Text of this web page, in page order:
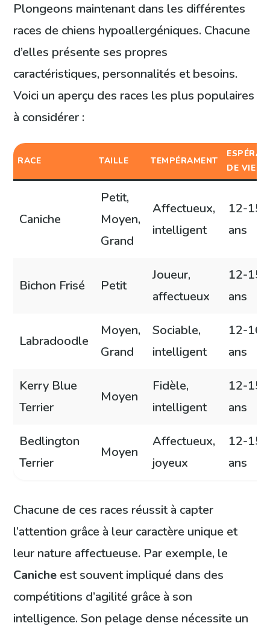
Plongeons maintenant dans les différentes
races de chiens hypoallergéniques. Chacune
d’elles présente ses propres
caractéristiques, personnalités et besoins.
Voici un aperçu des races les plus populaires
à considérer :
RACE TAILLE TEMPÉRAMENT
DE VIE
Caniche
Petit,
Moyen,
Grand
Affectueux,
intelligent
12-15
ans
Bichon Frisé Petit
Joueur,
affectueux
12-15
ans
Labradoodle
Moyen,
Grand
Sociable,
intelligent
12-16
ans
Kerry Blue
Terrier
Moyen
Fidèle,
intelligent
12-15
ans
Bedlington
Terrier
Moyen
Affectueux,
joyeux
12-15
ans
Chacune de ces races réussit à capter
l’attention grâce à leur caractère unique et
leur nature affectueuse. Par exemple, le
Caniche est souvent impliqué dans des
compétitions d’agilité grâce à son
intelligence. Son pelage dense nécessite un